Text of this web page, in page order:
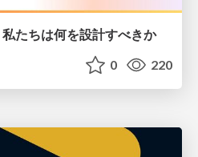
たちは何を設計すべきか
0 220